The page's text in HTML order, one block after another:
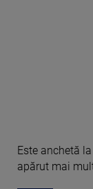
Este anchetă
apărut mai